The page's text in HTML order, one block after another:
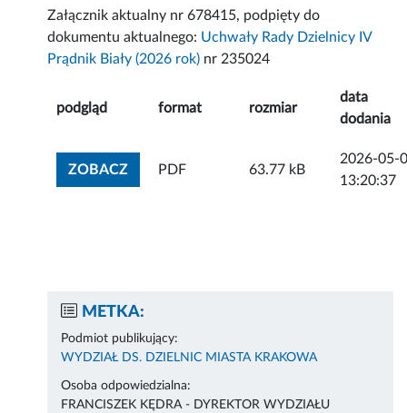
Załącznik aktualny nr 678415, podpięty do
dokumentu aktualnego: Uchwały Rady Dzielnicy IV
Prądnik Biały (2026 rok) nr 235024
podgląd format rozmiar
data
dodania
ZOBACZZOBACZ ZAŁĄCZNIK
PDF 63.77 kB
2026-05-
13:20:37
METKA:
Podmiot publikujący:
WYDZIAŁ DS. DZIELNIC MIASTA KRAKOWA
Osoba odpowiedzialna:
FRANCISZEK KĘDRA - DYREKTOR WYDZIAŁU